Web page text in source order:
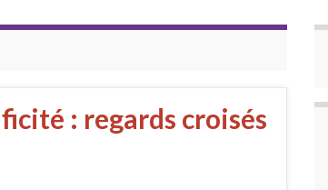
: regards croisés